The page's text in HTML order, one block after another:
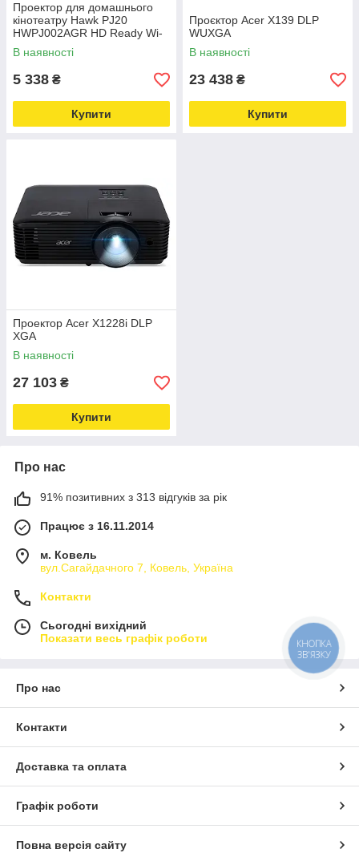
Проектор для домашнього
кінотеатру Hawk PJ20
HWPJ002AGR HD Ready Wi-
Fi Bluetooth
В наявності
5 338 ₴
Купити
Проєктор Acer X139 DLP
WUXGA
В наявності
23 438 ₴
Купити
Проектор Acer X1228i DLP
XGA
В наявності
27 103 ₴
Купити
Про нас
91% позитивних з 313 відгуків за рік
Працює з 16.11.2014
м. Ковель
вул.Сагайдачного 7, Ковель, Україна
Контакти
Сьогодні вихідний
Показати весь графік роботи
Про нас
Контакти
Доставка та оплата
Графік роботи
Повна версія сайту
КНОПКА
ЗВ'ЯЗКУ